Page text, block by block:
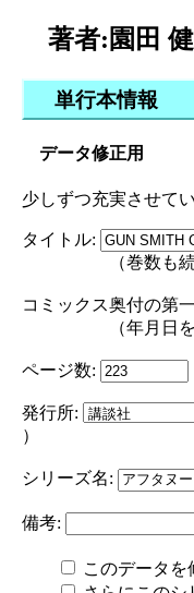
著者:園田
単行本情報
データ修正用
少しずつ充実させて
タイトル:
（巻数も続けて
コミックス奥付の第
（年月日を - か /
ページ数:
発行所:
）
シリーズ名:
備考:
このデータ